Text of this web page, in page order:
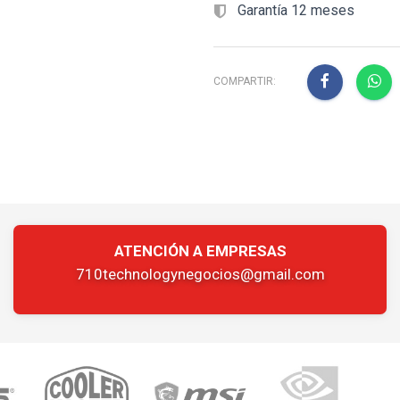
Garantía 12 meses
COMPARTIR:
ATENCIÓN A EMPRESAS
710technologynegocios@gmail.com